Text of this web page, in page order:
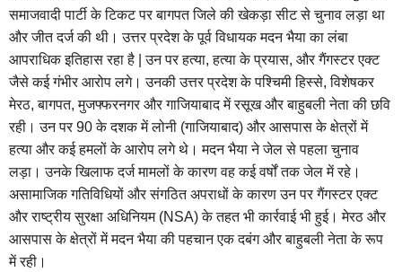
समाजवादी पार्टी के टिकट पर बागपत जिले की खेकड़ा सीट से चुनाव लड़ा था
और जीत दर्ज की थी। उत्तर प्रदेश के पूर्व विधायक मदन भैया का लंबा
आपराधिक इतिहास रहा है | उन पर हत्या, हत्या के प्रयास, और गैंगस्टर एक्ट
जैसे कई गंभीर आरोप लगे। उनकी उत्तर प्रदेश के पश्चिमी हिस्से, विशेषकर
मेरठ, बागपत, मुजफ्फरनगर और गाजियाबाद में रसूख और बाहुबली नेता की छवि
रही। उन पर 90 के दशक में लोनी (गाजियाबाद) और आसपास के क्षेत्रों में
हत्या और कई हमलों के आरोप लगे थे। मदन भैया ने जेल से पहला चुनाव
लड़ा। उनके खिलाफ दर्ज मामलों के कारण वह कई वर्षों तक जेल में रहे।
असामाजिक गतिविधियों और संगठित अपराधों के कारण उन पर गैंगस्टर एक्ट
और राष्ट्रीय सुरक्षा अधिनियम (NSA) के तहत भी कार्रवाई भी हुई। मेरठ और
आसपास के क्षेत्रों में मदन भैया की पहचान एक दबंग और बाहुबली नेता के रूप
में रही।